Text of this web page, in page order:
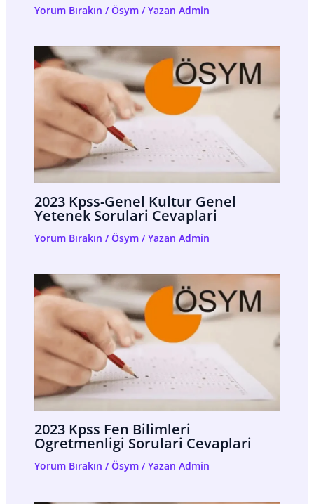
Yorum Bırakın /Ösym/ Yazan Admin
2023 Kpss-Genel Kultur Genel
Yetenek Sorulari Cevaplari
Yorum Bırakın /Ösym/ Yazan Admin
2023 Kpss Fen Bilimleri
Ogretmenligi Sorulari Cevaplari
Yorum Bırakın /Ösym/ Yazan Admin